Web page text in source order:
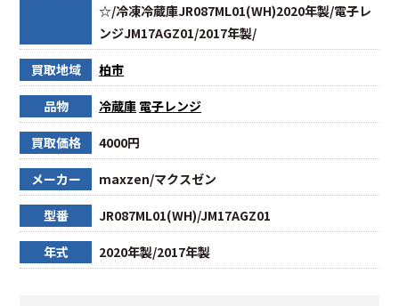
☆/冷凍冷蔵庫JR087ML01(WH)2020年製/電子レ
ンジJM17AGZ01/2017年製/
買取地域 柏市
品物 冷蔵庫 電子レンジ
買取価格 4000円
メーカー maxzen/マクスゼン
型番 JR087ML01(WH)/JM17AGZ01
年式 2020年製/2017年製